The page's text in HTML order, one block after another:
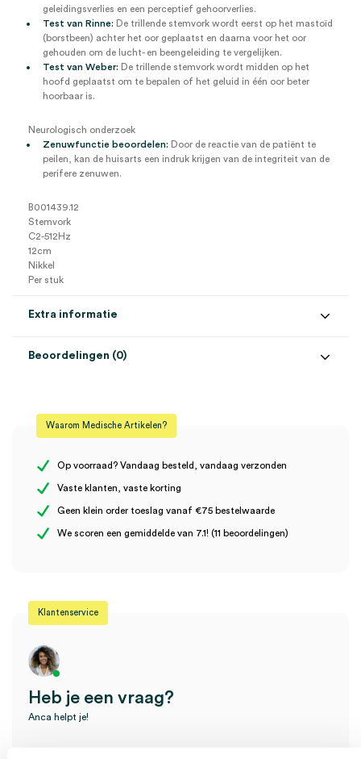
geleidingsverlies en een perceptief gehoorverlies.
Test van Rinne: De trillende stemvork wordt eerst op het mastoïd
(borstbeen) achter het oor geplaatst en daarna voor het oor
gehouden om de lucht- en beengeleiding te vergelijken.
Test van Weber: De trillende stemvork wordt midden op het
hoofd geplaatst om te bepalen of het geluid in één oor beter
hoorbaar is.
Neurologisch onderzoek
Zenuwfunctie beoordelen: Door de reactie van de patiënt te
peilen, kan de huisarts een indruk krijgen van de integriteit van de
perifere zenuwen.
B001439.12
Stemvork
C2-512Hz
12cm
Nikkel
Per stuk
Extra informatie
Materiaal nikkel
Steriel
Uitvoering 512 Herz
Beoordelingen (0)
Er zijn nog geen beoordelingen.
beoordelen
Waarom Medische Artikelen?
Op voorraad? Vandaag besteld, vandaag verzonden
Vaste klanten, vaste korting
Geen klein order toeslag vanaf €75 bestelwaarde
We scoren een gemiddelde van 7.1! (11 beoordelingen)
Klantenservice
Heb je een vraag?
Anca helpt je!